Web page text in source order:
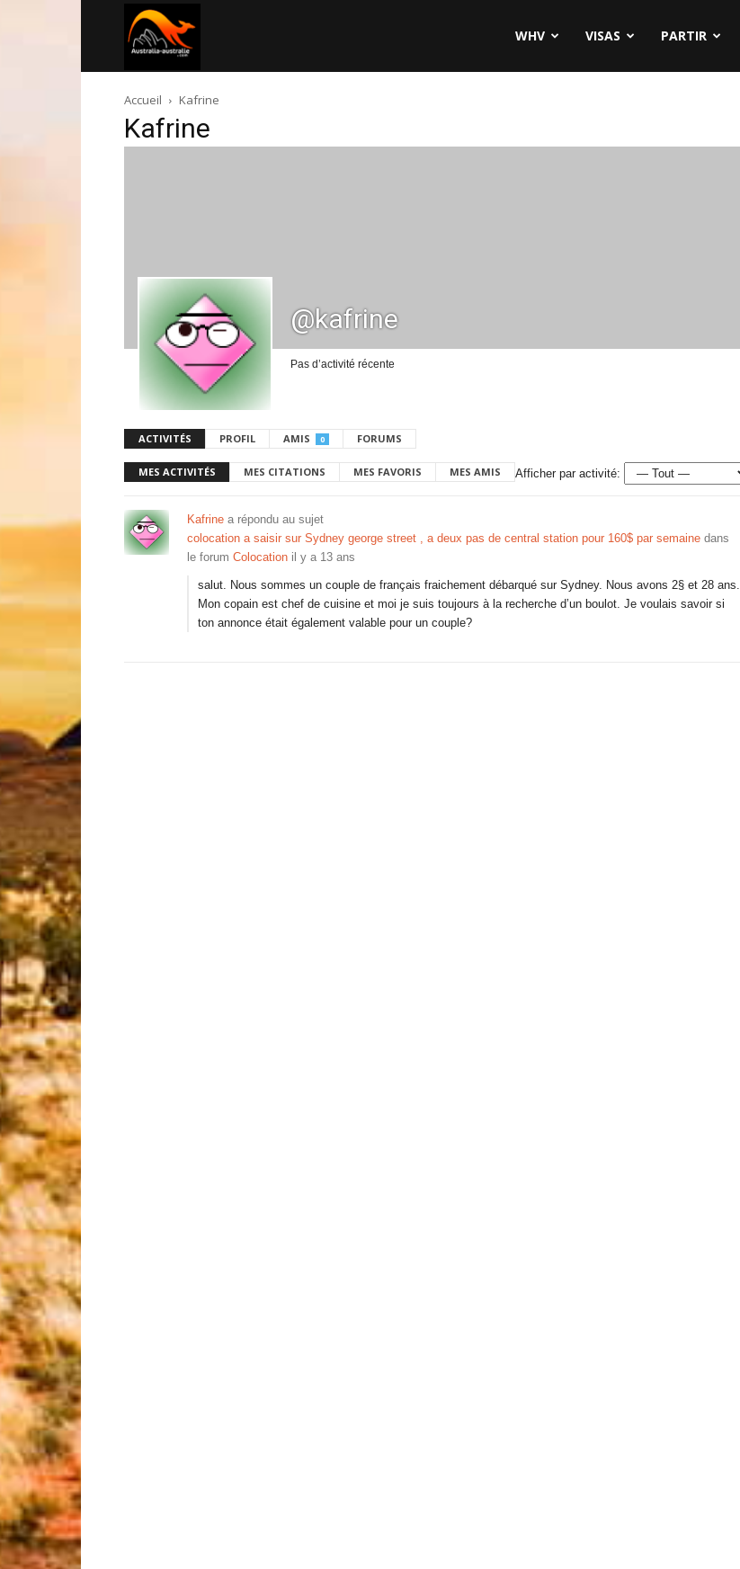
australie.com
WHV VISAS PARTIR
Accueil Kafrine
Kafrine
@kafrine
Pas d’activité récente
ACTIVITÉS PROFIL AMIS 0 FORUMS
MES ACTIVITÉS MES CITATIONS MES FAVORIS MES AMIS Afficher par activité:
Kafrine a répondu au sujet
colocation a saisir sur Sydney george street , a deux pas de central station pour 160$ par semaine dans
le forum Colocation il y a 13 ans
salut. Nous sommes un couple de français fraichement débarqué sur Sydney. Nous avons 2§ et 28 ans.
Mon copain est chef de cuisine et moi je suis toujours à la recherche d’un boulot. Je voulais savoir si
ton annonce était également valable pour un couple?